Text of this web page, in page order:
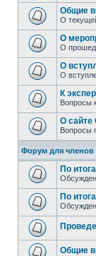
Общие
О
О
О
О
О
К
Вопросы
О сайте
Вопросы
Форум для членов
По
По
Общие